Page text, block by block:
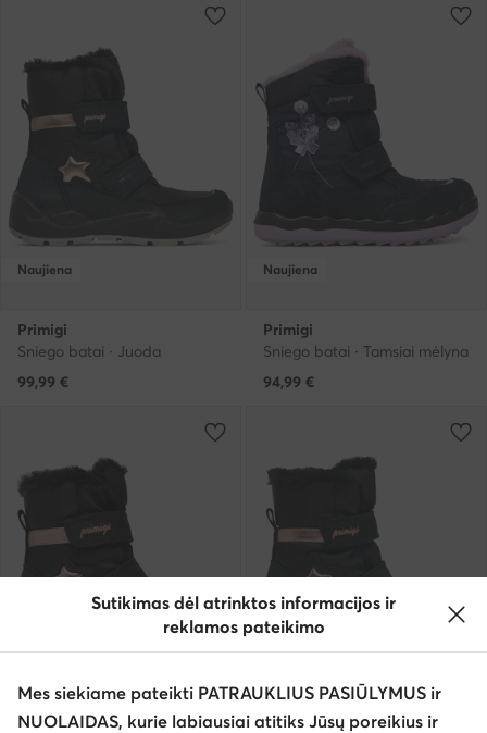
Naujiena
Primigi
Sniego batai · Juoda
99,99 €
Naujiena
Primigi
Sniego batai · Tamsiai mėlyna
94,99 €
Naujiena Naujiena
Sutikimas dėl atrinktos informacijos ir
reklamos pateikimo
Mes siekiame pateikti PATRAUKLIUS PASIŪLYMUS ir
NUOLAIDAS, kurie labiausiai atitiks Jūsų poreikius ir